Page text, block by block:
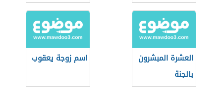
العشرة المبشرون
بالجنة
اسم زوجة يعقوب